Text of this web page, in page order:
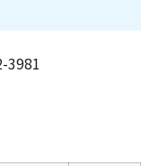
3981